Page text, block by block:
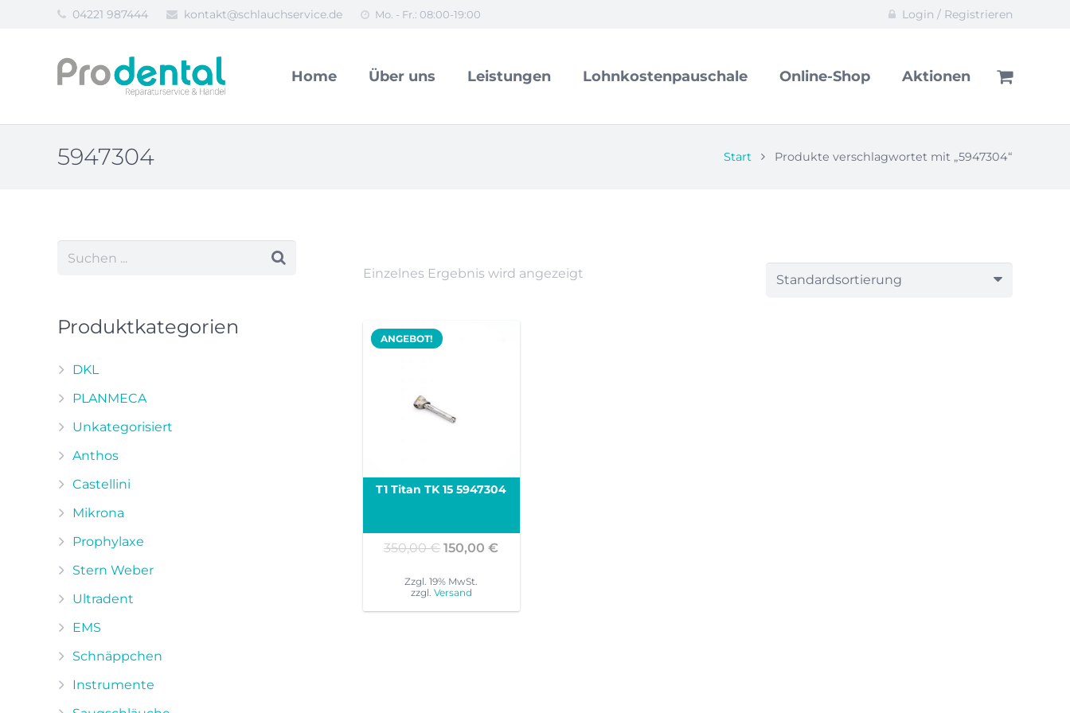
04221 987444 kontakt@schlauchservice.de Mo. - Fr.: 08:00-19:00 Login / Registrieren
Home Über uns Leistungen Lohnkostenpauschale Online-Shop Aktionen
5947304 Start Produkte verschlagwortet mit „5947304“
Einzelnes Ergebnis wird angezeigt
ANGEBOT!
T1 Titan TK 15 5947304
350,00€ Ursprünglicher
war:
350,00 €
150,00€
Zzgl. 19% MwSt.
zzgl. Versand
Produktkategorien
DKL
PLANMECA
Unkategorisiert
Anthos
Castellini
Mikrona
Prophylaxe
Stern Weber
Ultradent
EMS
Schnäppchen
Instrumente